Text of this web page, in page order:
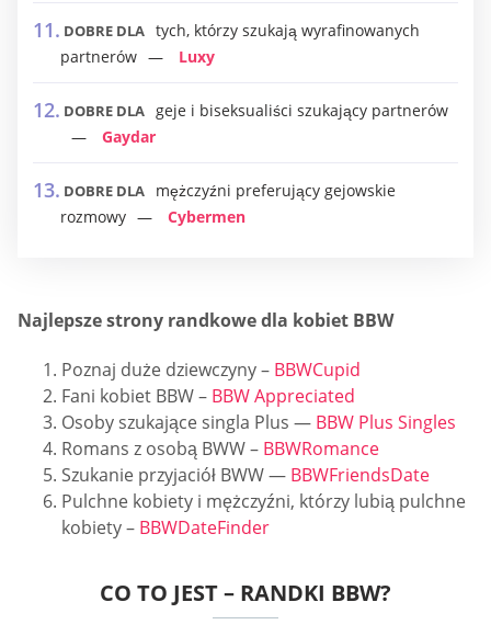
DOBRE DLA tych, którzy szukają wyrafinowanych
partnerów
Luxy
DOBRE DLA geje i biseksualiści szukający partnerów
Gaydar
DOBRE DLA
mężczyźni preferujący gejowskie
rozmowy
Cybermen
Najlepsze strony randkowe dla kobiet BBW
Poznaj duże dziewczyny – BBWCupid
Fani kobiet BBW – BBW Appreciated
Osoby szukające singla Plus — BBW Plus Singles
Romans z osobą BWW – BBWRomance
Szukanie przyjaciół BWW — BBWFriendsDate
Pulchne kobiety i mężczyźni, którzy lubią pulchne
kobiety – BBWDateFinder
CO TO JEST – RANDKI BBW?